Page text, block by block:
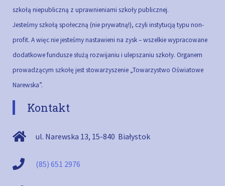
szkołą niepubliczną z uprawnieniami szkoły publicznej.
Jesteśmy szkołą społeczną (nie prywatną!), czyli instytucją typu non-
profit. A więc nie jesteśmy nastawieni na zysk – wszelkie wypracowane
dodatkowe fundusze służą rozwijaniu i ulepszaniu szkoły. Organem
prowadzącym szkołę jest stowarzyszenie „Towarzystwo Oświatowe
Narewska”.
Kontakt
ul. Narewska 13, 15-840 Białystok
(85) 651 2976